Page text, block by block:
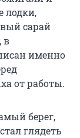
лодки,
сарай
в
именно
от работы.
берег,
глядеть